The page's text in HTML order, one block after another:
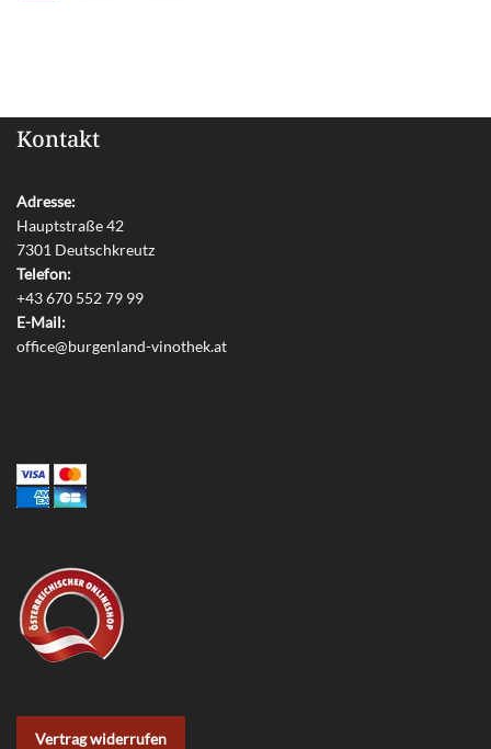
Kontakt
Adresse:
Hauptstraße 42
7301 Deutschkreutz
Telefon:
+43 670 552 79 99
E-Mail:
office@burgenland-vinothek.at
Vertrag widerrufen